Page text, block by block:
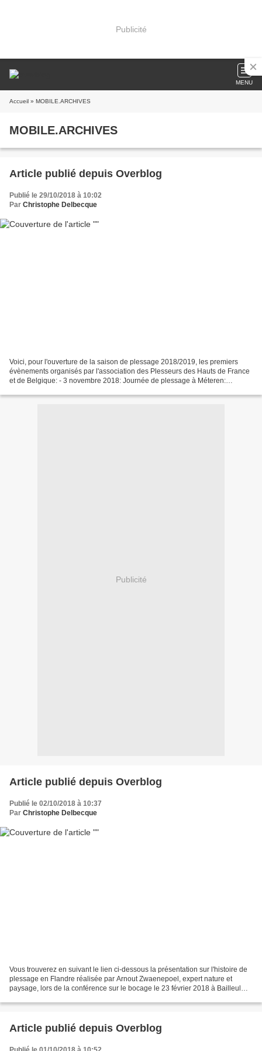
Publicité
MENU
Accueil » MOBILE.ARCHIVES
MOBILE.ARCHIVES
Article publié depuis Overblog
Publié le 29/10/2018 à 10:02
Par Christophe Delbecque
Voici, pour l'ouverture de la saison de plessage 2018/2019, les premiers
évènements organisés par l'association des Plesseurs des Hauts de France
et de Belgique: - 3 novembre 2018: Journée de plessage à Méteren:
Publicité
Article publié depuis Overblog
Publié le 02/10/2018 à 10:37
Par Christophe Delbecque
Vous trouverez en suivant le lien ci-dessous la présentation sur l'histoire de
plessage en Flandre réalisée par Arnout Zwaenepoel, expert nature et
paysage, lors de la conférence sur le bocage le 23 février 2018 à Bailleul
Article publié depuis Overblog